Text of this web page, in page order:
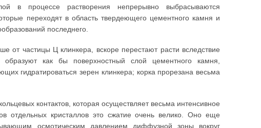
в процессе растворения непрерывно выбрасываются
переходят в область твердеющего цементного камня и
последнего.
от частицы Ц клинкера, вскоре перестают расти вследствие
как бы поверхностный слой цементного камня,
гидратироваться зерен клинкера; корка прорезана весьма
контактов, которая осуществляет весьма интенсивное
отдельных кристаллов это сжатие очень велико. Оно еще
осмотическим давлением диффузной зоны вокруг